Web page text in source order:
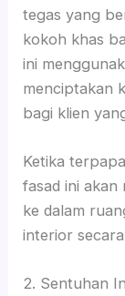
tegas yang
kokoh khas
ini
menciptakan
bagi klien
Ketika
fasad ini akan
ke dalam
interior
2. Sentuhan